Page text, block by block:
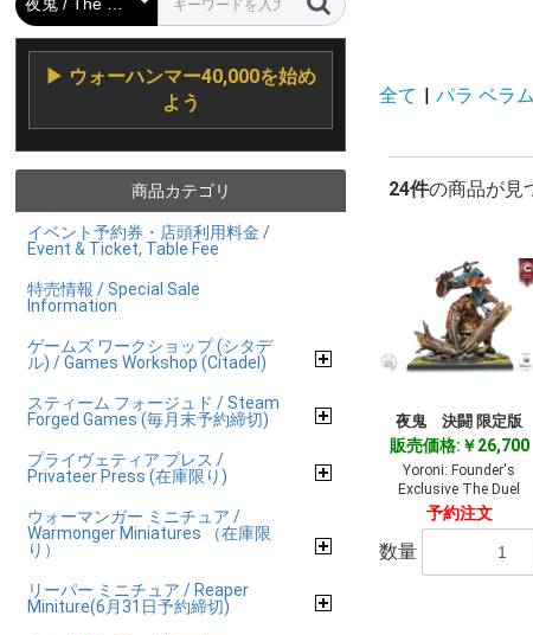
▶ ウォーハンマー40,000を始め
よう
商品カテゴリ
イベント予約券・店頭利用料金 /
Event & Ticket, Table Fee
特売情報 / Special Sale
Information
ゲームズ ワークショップ (シタデ
ル) / Games Workshop (Citadel)
スティーム フォージュド / Steam
Forged Games (毎月末予約締切)
プライヴェティア プレス /
Privateer Press (在庫限り)
ウォーマンガー ミニチュア /
Warmonger Miniatures （在庫限
り）
リーパー ミニチュア / Reaper
Miniture(6月31日予約締切)
全て | パラ ベラ
24件の商品が見
夜鬼 決闘 限定版
販売価格:￥26,700
Yoroni: Founder's
Exclusive The Duel
予約注文
数量